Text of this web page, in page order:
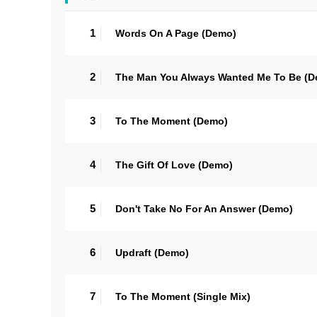
1 Words On A Page (Demo)
2 The Man You Always Wanted Me To Be
3 To The Moment (Demo)
4 The Gift Of Love (Demo)
5 Don't Take No For An Answer (Demo)
6 Updraft (Demo)
7 To The Moment (Single Mix)